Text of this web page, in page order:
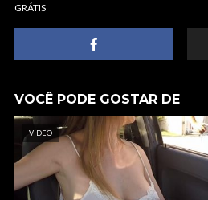
GRÁTIS
VOCÊ PODE GOSTAR DE
VÍDEO